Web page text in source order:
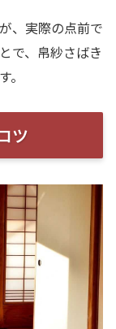
、実際の点前で
で、帛紗さばき
ツ